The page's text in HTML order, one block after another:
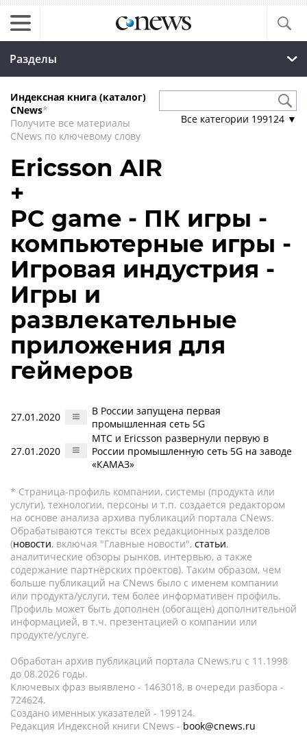
Разделы
Индексная книга (каталог)
CNews*
Получите все материалы
CNews по ключевому слову
Все категории 199124 ▼
Ericsson AIR
+
PC game - ПК игры -
компьютерные игры -
Игровая индустрия -
Игры и
развлекательные
приложения для
геймеров
27.01.2020
В России запущена первая
промышленная сеть 5G
27.01.2020
МТС и Ericsson развернули первую в
России промышленную сеть 5G на заводе
«КАМАЗ»
* Страница-профиль компании, системы (продукта или
услуги), технологии, персоны и т.п. создается редактором
на основе анализа архива публикаций портала CNews.
Обрабатываются тексты всех редакционных разделов
(новости, включая "Главные новости", статьи,
аналитические обзоры рынков, интервью, а также
содержание партнёрских проектов). Таким образом, чем
больше публикаций на CNews было с именем компании
или продукта/услуги, тем более информативен профиль.
Профиль может быть дополнен (обогащен) дополнительной
информацией, в т.ч. презентацией о компании или
продукте/услуге.
Обработан архив публикаций портала CNews.ru c 11.1998
до 08.2026 годы.
Ключевых фраз выявлено - 1463018, в очереди разбора -
724624.
Создано именных указателей - 199124.
Редакция Индексной книги CNews - book@cnews.ru